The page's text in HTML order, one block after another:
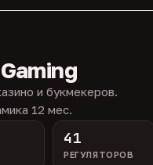
и букмекеров.
12 мес.
41
РЕГУЛЯТОРОВ